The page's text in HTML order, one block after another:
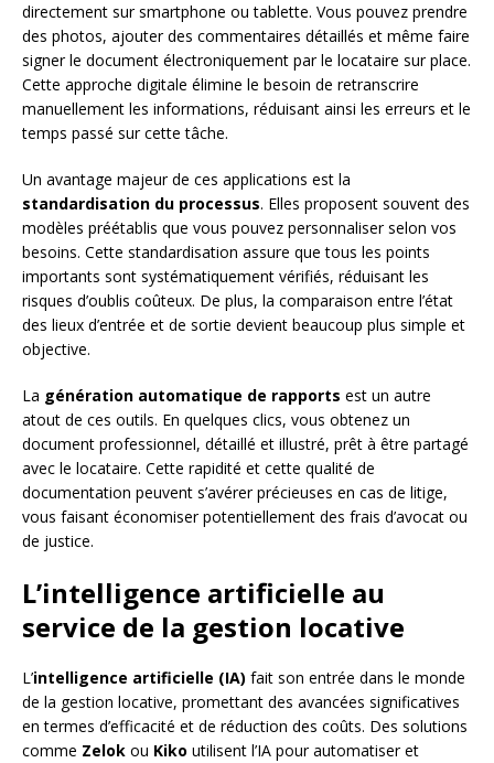
directement sur smartphone ou tablette. Vous pouvez prendre
des photos, ajouter des commentaires détaillés et même faire
signer le document électroniquement par le locataire sur place.
Cette approche digitale élimine le besoin de retranscrire
manuellement les informations, réduisant ainsi les erreurs et le
temps passé sur cette tâche.
Un avantage majeur de ces applications est la
standardisation du processus. Elles proposent souvent des
modèles préétablis que vous pouvez personnaliser selon vos
besoins. Cette standardisation assure que tous les points
importants sont systématiquement vérifiés, réduisant les
risques d’oublis coûteux. De plus, la comparaison entre l’état
des lieux d’entrée et de sortie devient beaucoup plus simple et
objective.
La génération automatique de rapports est un autre
atout de ces outils. En quelques clics, vous obtenez un
document professionnel, détaillé et illustré, prêt à être partagé
avec le locataire. Cette rapidité et cette qualité de
documentation peuvent s’avérer précieuses en cas de litige,
vous faisant économiser potentiellement des frais d’avocat ou
de justice.
L’intelligence artificielle au
service de la gestion locative
L’intelligence artificielle (IA) fait son entrée dans le monde
de la gestion locative, promettant des avancées significatives
en termes d’efficacité et de réduction des coûts. Des solutions
comme Zelok ou Kiko utilisent l’IA pour automatiser et